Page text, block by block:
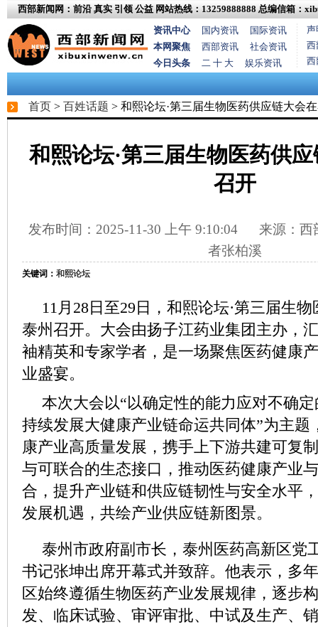
西部新闻网：前沿 真实 引领 公益 网站热线：13259888888 总编信箱：
资讯中心
国内资讯
国际资讯
本网聚焦
西部资讯
社会资讯
今日头条
二 十 大 娱乐资讯
声
西
西
首页 > 百姓话题 > 和熙论坛·第三届生物医药供应链大会
和熙论坛·第三届生物医药供
召开
发布时间：2025-11-30 上午 9:10:04来源：西
者张柏溪
关键词： 和熙论坛
11月28日至29日，和熙论坛·第三届生
泰州召开。大会由扬子江药业集团主办，
袖精英和专家学者，是一场聚焦医药健康
业盛宴。
本次大会以“以确定性的能力应对不确
持续发展大健康产业链命运共同体”为主题
康产业高质量发展，携手上下游共建可复
与可联合的生态接口，推动医药健康产业
合，提升产业链和供应链韧性与安全水平
发展机遇，共绘产业供应链新图景。
泰州市政府副市长，泰州医药高新区党
书记张坤出席开幕式并致辞。他表示，多
区始终遵循生物医药产业发展规律，逐步
发、临床试验、审评审批、中试及生产、